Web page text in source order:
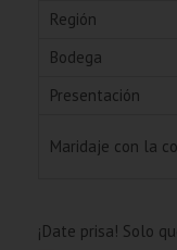
Región
Bodega
Presentación
Maridaje con la
¡Date prisa! Solo